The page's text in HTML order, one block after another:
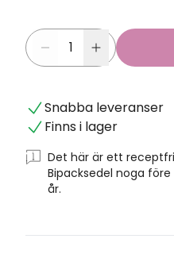
Snabba leveranser
Finns i lager
Det här är ett
Bipacksedel noga före
år.